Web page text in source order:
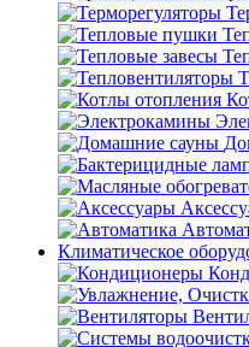
Климатическое